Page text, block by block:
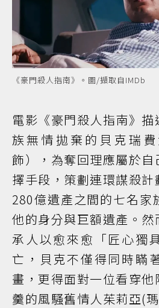
《豪門殺人指南》。圖/擷取自IMDb
電影《豪門殺人指南》
族無情拋棄的貝克瑞
飾），為奪回理應屬於
擇手段，策劃連環謀殺
280億遺產之間的七名家
他的身分與巨額遺產。
承人以愈來愈「匠心獨
亡，貝克不僅得同時瞞
畫，更得面對一位看穿
羹的風騷舊情人茱莉亞(